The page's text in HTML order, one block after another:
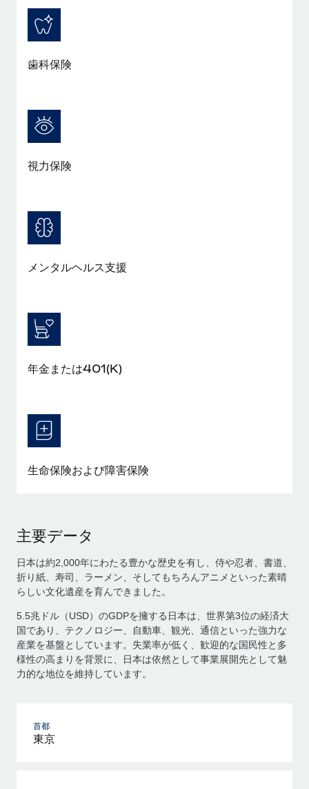
歯科保険
視力保険
メンタルヘルス支援
年金または401(K)
生命保険および障害保険
主要データ
日本は約2,000年にわたる豊かな歴史を有し、侍や忍者、書道、
折り紙、寿司、ラーメン、そしてもちろんアニメといった素晴
らしい文化遺産を育んできました。
5.5兆ドル（USD）のGDPを擁する日本は、世界第3位の経済大
国であり、テクノロジー、自動車、観光、通信といった強力な
産業を基盤としています。失業率が低く、歓迎的な国民性と多
様性の高まりを背景に、日本は依然として事業展開先として魅
力的な地位を維持しています。
首都
東京